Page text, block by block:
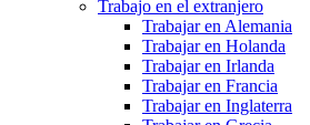
Trabajo en el extranjero
Trabajar en Alemania
Trabajar en Holanda
Trabajar en Irlanda
Trabajar en Francia
Trabajar en Inglaterra